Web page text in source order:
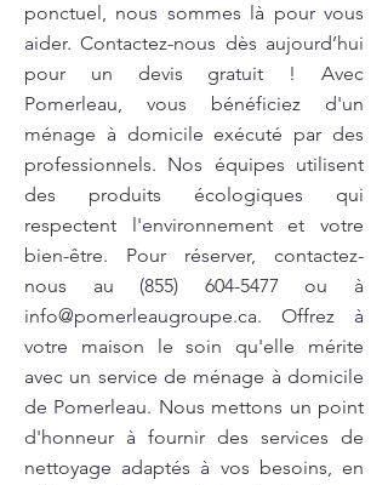
ponctuel, nous sommes là pour vous
aider. Contactez-nous dès aujourd’hui
pour un devis gratuit ! Avec
Pomerleau, vous bénéficiez d'un
ménage à domicile exécuté par des
professionnels. Nos équipes utilisent
des produits écologiques qui
respectent l'environnement et votre
bien-être. Pour réserver, contactez-
nous au (855) 604-5477 ou à
info@pomerleaugroupe.ca. Offrez à
votre maison le soin qu'elle mérite
avec un service de ménage à domicile
de Pomerleau. Nous mettons un point
d'honneur à fournir des services de
nettoyage adaptés à vos besoins, en